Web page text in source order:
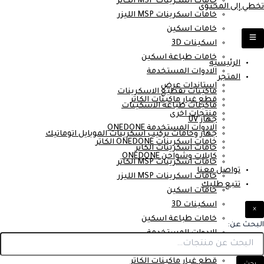
تخطي إلى المحتوى
الرئيسية
المتجر
ماكينات تقطيع الاسكرينات
ماكينات طباعة الاسكينات
جهاز UV
جهاز وخامات تركيب اسكرينات الموبايل اتوماتيك
خامات اسكرينات الكاتر
خامات اسكرينات MSP الكاتر
خامات اسكرينات MSP الليزر
خامات اسكين
اسكينات 3D
خامات طباعة اسكين
الادوات المستخدمة
استاندات عرض
قطع غيار ماكينات الكاتر
خامات اسكرينات MSP الليزر
خامات اسكين
اسكينات 3D
خامات طباعة اسكين
الادوات المستخدمة
استاندات عرض
قطع غيار ماكينات الكاتر
منتجات اخرى
الادوات المستخدمة ONEDONE
خامات اسكرينات ONEDONE الكاتر
كابلات وشواحن ONEDONE
تواصل معنا
تتبع طلبك
×
البحث عن: